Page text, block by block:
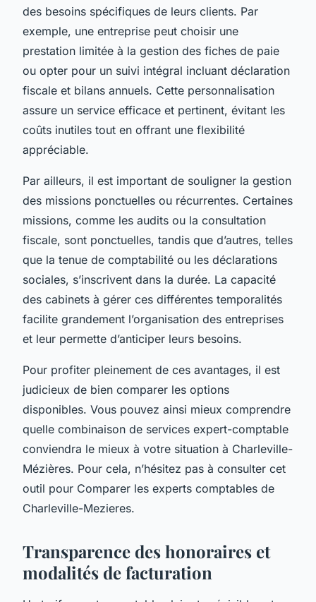
des besoins spécifiques de leurs clients. Par
exemple, une entreprise peut choisir une
prestation limitée à la gestion des fiches de paie
ou opter pour un suivi intégral incluant déclaration
fiscale et bilans annuels. Cette personnalisation
assure un service efficace et pertinent, évitant les
coûts inutiles tout en offrant une flexibilité
appréciable.
Par ailleurs, il est important de souligner la gestion
des missions ponctuelles ou récurrentes. Certaines
missions, comme les audits ou la consultation
fiscale, sont ponctuelles, tandis que d’autres, telles
que la tenue de comptabilité ou les déclarations
sociales, s’inscrivent dans la durée. La capacité
des cabinets à gérer ces différentes temporalités
facilite grandement l’organisation des entreprises
et leur permette d’anticiper leurs besoins.
Pour profiter pleinement de ces avantages, il est
judicieux de bien comparer les options
disponibles. Vous pouvez ainsi mieux comprendre
quelle combinaison de services expert-comptable
conviendra le mieux à votre situation à Charleville-
Mézières. Pour cela, n’hésitez pas à consulter cet
outil pour Comparer les experts comptables de
Charleville-Mezieres.
Transparence des honoraires et
modalités de facturation